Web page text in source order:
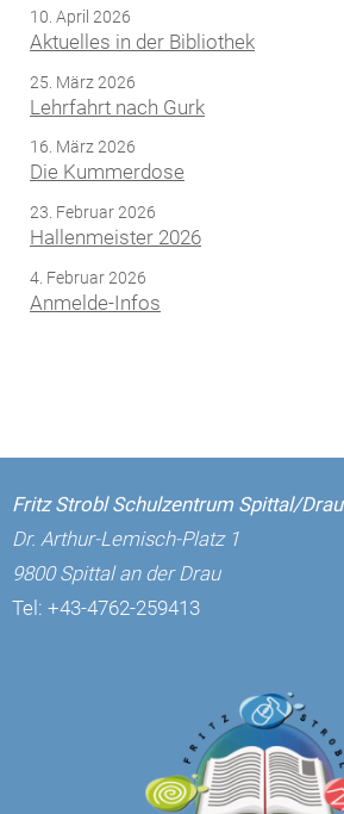
10. April 2026
Aktuelles in der Bibliothek
25. März 2026
Lehrfahrt nach Gurk
16. März 2026
Die Kummerdose
23. Februar 2026
Hallenmeister 2026
4. Februar 2026
Anmelde-Infos
Fritz Strobl Schulzentrum Spittal/Drau
Dr. Arthur-Lemisch-Platz 1
9800 Spittal an der Drau
Tel: +43-4762-259413